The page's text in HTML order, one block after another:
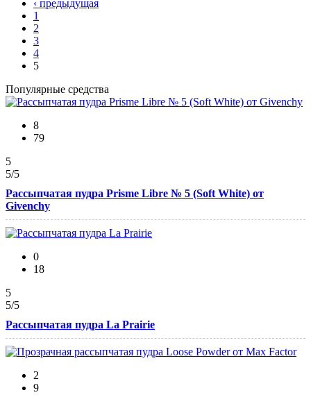
‹ предыдущая
1
2
3
4
5
Популярные средства
8
79
5
5/5
Рассыпчатая пудра Prisme Libre № 5 (Soft White) от
Givenchy
0
18
5
5/5
Рассыпчатая пудра La Prairie
2
9